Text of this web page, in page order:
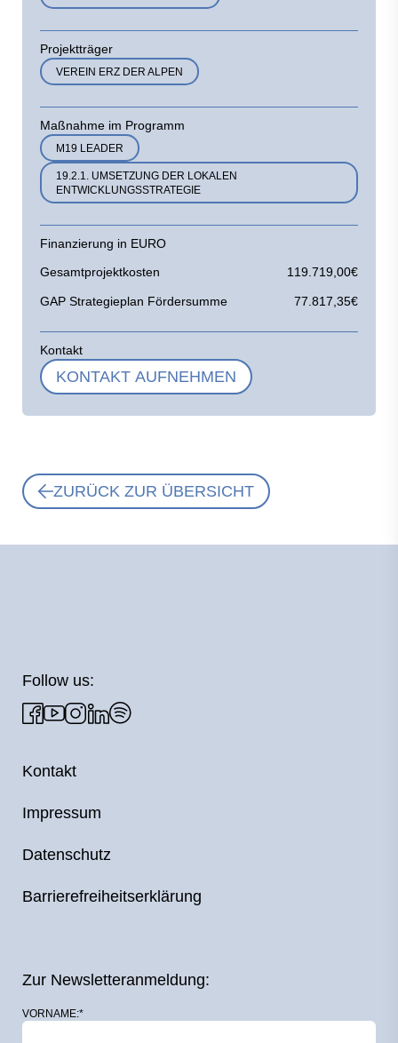
Projektträger
VEREIN ERZ DER ALPEN
Maßnahme im Programm
M19 LEADER
19.2.1. UMSETZUNG DER LOKALEN
ENTWICKLUNGSSTRATEGIE
Finanzierung in EURO
Gesamtprojektkosten
119.719,00€
GAP Strategieplan Fördersumme 77.817,35€
Kontakt
KONTAKT AUFNEHMEN
ZURÜCK ZUR ÜBERSICHT
Follow us:
Kontakt
Impressum
Datenschutz
Barrierefreiheitserklärung
Zur Newsletteranmeldung:
VORNAME:*